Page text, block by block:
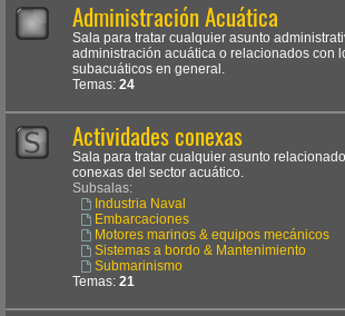
Administración Acuática
Sala para tratar cualquier asunto
administración acuática o relacionados con
subacuáticos en general.
Temas: 24
Actividades conexas
Sala para tratar cualquier asunto
conexas del sector acuático.
Subsalas:
Industria Naval
Embarcaciones
Motores marinos & equipos mecánicos
Sistemas a bordo & Mantenimiento
Submarinismo
Temas: 21